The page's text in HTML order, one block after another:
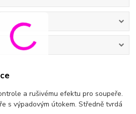
a rušivému efektu pro soupeře.
s výpadovým útokem. Středně tvrdá